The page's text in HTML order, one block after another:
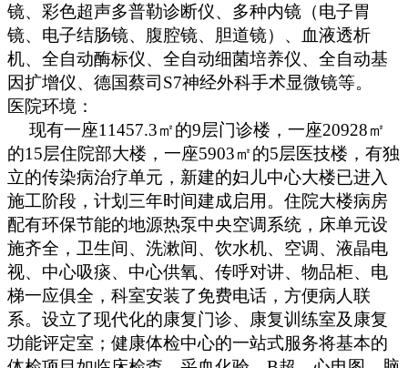
镜、彩色超声多普勒诊断仪、多种内镜（电子胃
镜、电子结肠镜、腹腔镜、胆道镜）、血液透析
机、全自动酶标仪、全自动细菌培养仪、全自动基
因扩增仪、德国蔡司S7神经外科手术显微镜等。
医院环境：
现有一座11457.3㎡的9层门诊楼，一座20928㎡
的15层住院部大楼，一座5903㎡的5层医技楼，有独
立的传染病治疗单元，新建的妇儿中心大楼已进入
施工阶段，计划三年时间建成启用。住院大楼病房
配有环保节能的地源热泵中央空调系统，床单元设
施齐全，卫生间、洗漱间、饮水机、空调、液晶电
视、中心吸痰、中心供氧、传呼对讲、物品柜、电
梯一应俱全，科室安装了免费电话，方便病人联
系。设立了现代化的康复门诊、康复训练室及康复
功能评定室；健康体检中心的一站式服务将基本的